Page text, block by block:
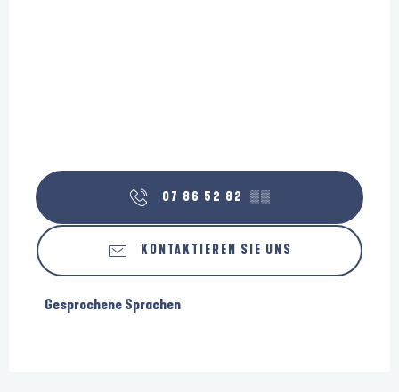
07 86 52 82 ▒▒
KONTAKTIEREN SIE UNS
Gesprochene Sprachen
Gesprochene Sprachen